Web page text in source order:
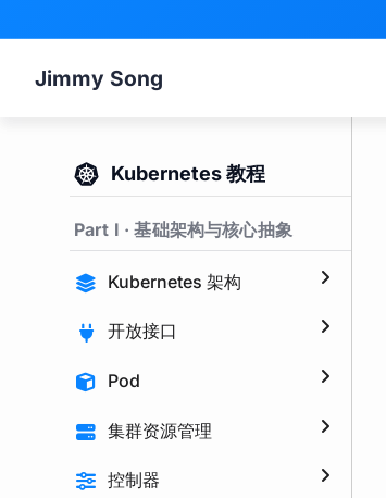
Jimmy Song
Kubernetes 教程
Part I · 基础架构与核心抽象
Kubernetes 架构
开放接口
Pod
集群资源管理
控制器